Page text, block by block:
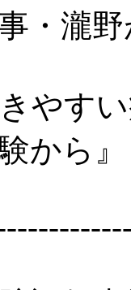
・瀧
やす
から』